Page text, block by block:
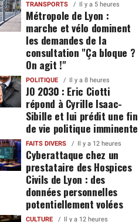
TRANSPORTS Il y a 5 heures
Métropole de Lyon :
marche et vélo dominent
les demandes de la
consultation "Ça bloque ?
On agit !"
POLITIQUE Il y a 8 heures
JO 2030 : Eric Ciotti
répond à Cyrille Isaac-
Sibille et lui prédit une fin
de vie politique imminente
FAITS DIVERS Il y a 12 heures
Cyberattaque chez un
prestataire des Hospices
Civils de Lyon : des
données personnelles
potentiellement volées
CULTURE Il y a 12 heures